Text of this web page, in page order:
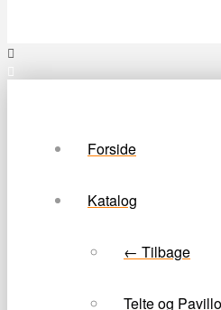
Forside
Katalog
← Tilbage
Telte og